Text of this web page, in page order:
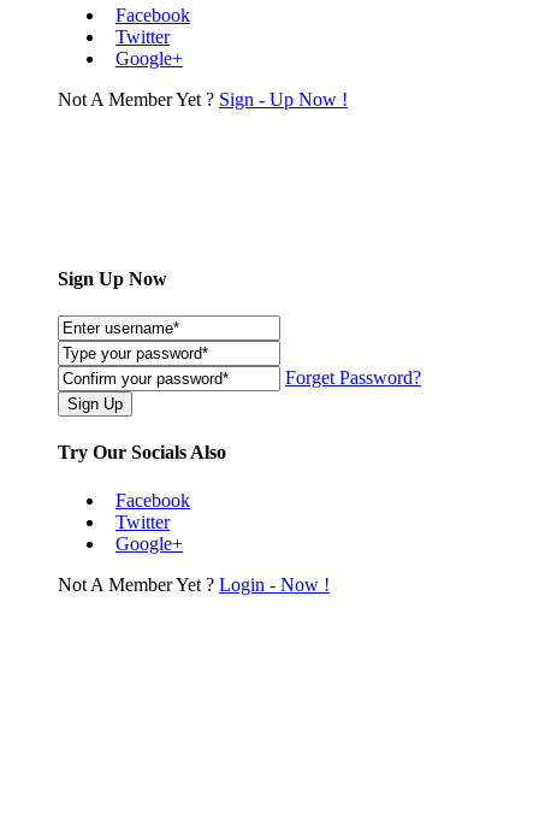
Facebook
Twitter
Google+
Not A Member Yet ? Sign - Up Now !
Sign Up Now
Forget Password?
Try Our Socials Also
Facebook
Twitter
Google+
Not A Member Yet ? Login - Now !